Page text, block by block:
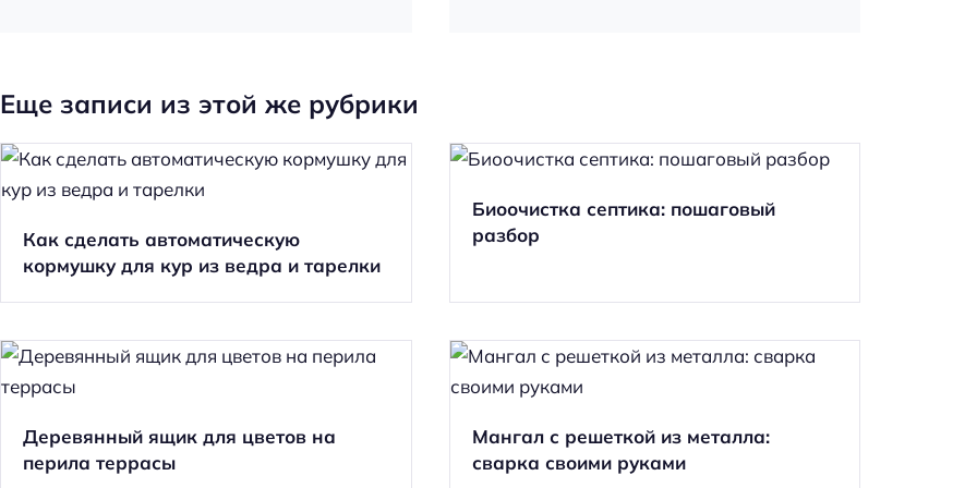
Еще записи из этой же рубрики
Как сделать автоматическую
кормушку для кур из ведра и тарелки
Биоочистка септика: пошаговый
разбор
Деревянный ящик для цветов на
перила террасы
Мангал с решеткой из металла:
сварка своими руками